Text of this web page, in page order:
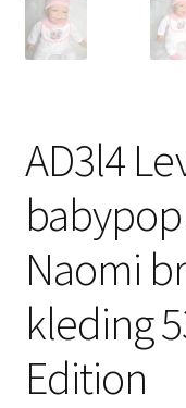
AD3l4
Naomi
kleding
Edition